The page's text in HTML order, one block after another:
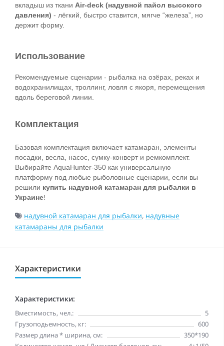
вкладыш из ткани Air-deck (надувной пайол высокого
давления) - лёгкий, быстро ставится, мягче “железа”, но
держит форму.
Использование
Рекомендуемые сценарии - рыбалка на озёрах, реках и
водохранилищах, троллинг, ловля с якоря, перемещения
вдоль береговой линии.
Комплектация
Базовая комплектация включает катамаран, элементы
посадки, весла, насос, сумку-конверт и ремкомплект.
Выбирайте AquaHunter-350 как универсальную
платформу под любые рыболовные сценарии, если вы
решили купить надувной катамаран для рыбалки в
Украине!
надувной катамаран для рыбалки, надувные
катамараны для рыбалки
Характеристики
Характеристики:
Вместимость, чел.:
5
Грузоподьемность, кг:
600
Размер длина * ширина, см:
350*190